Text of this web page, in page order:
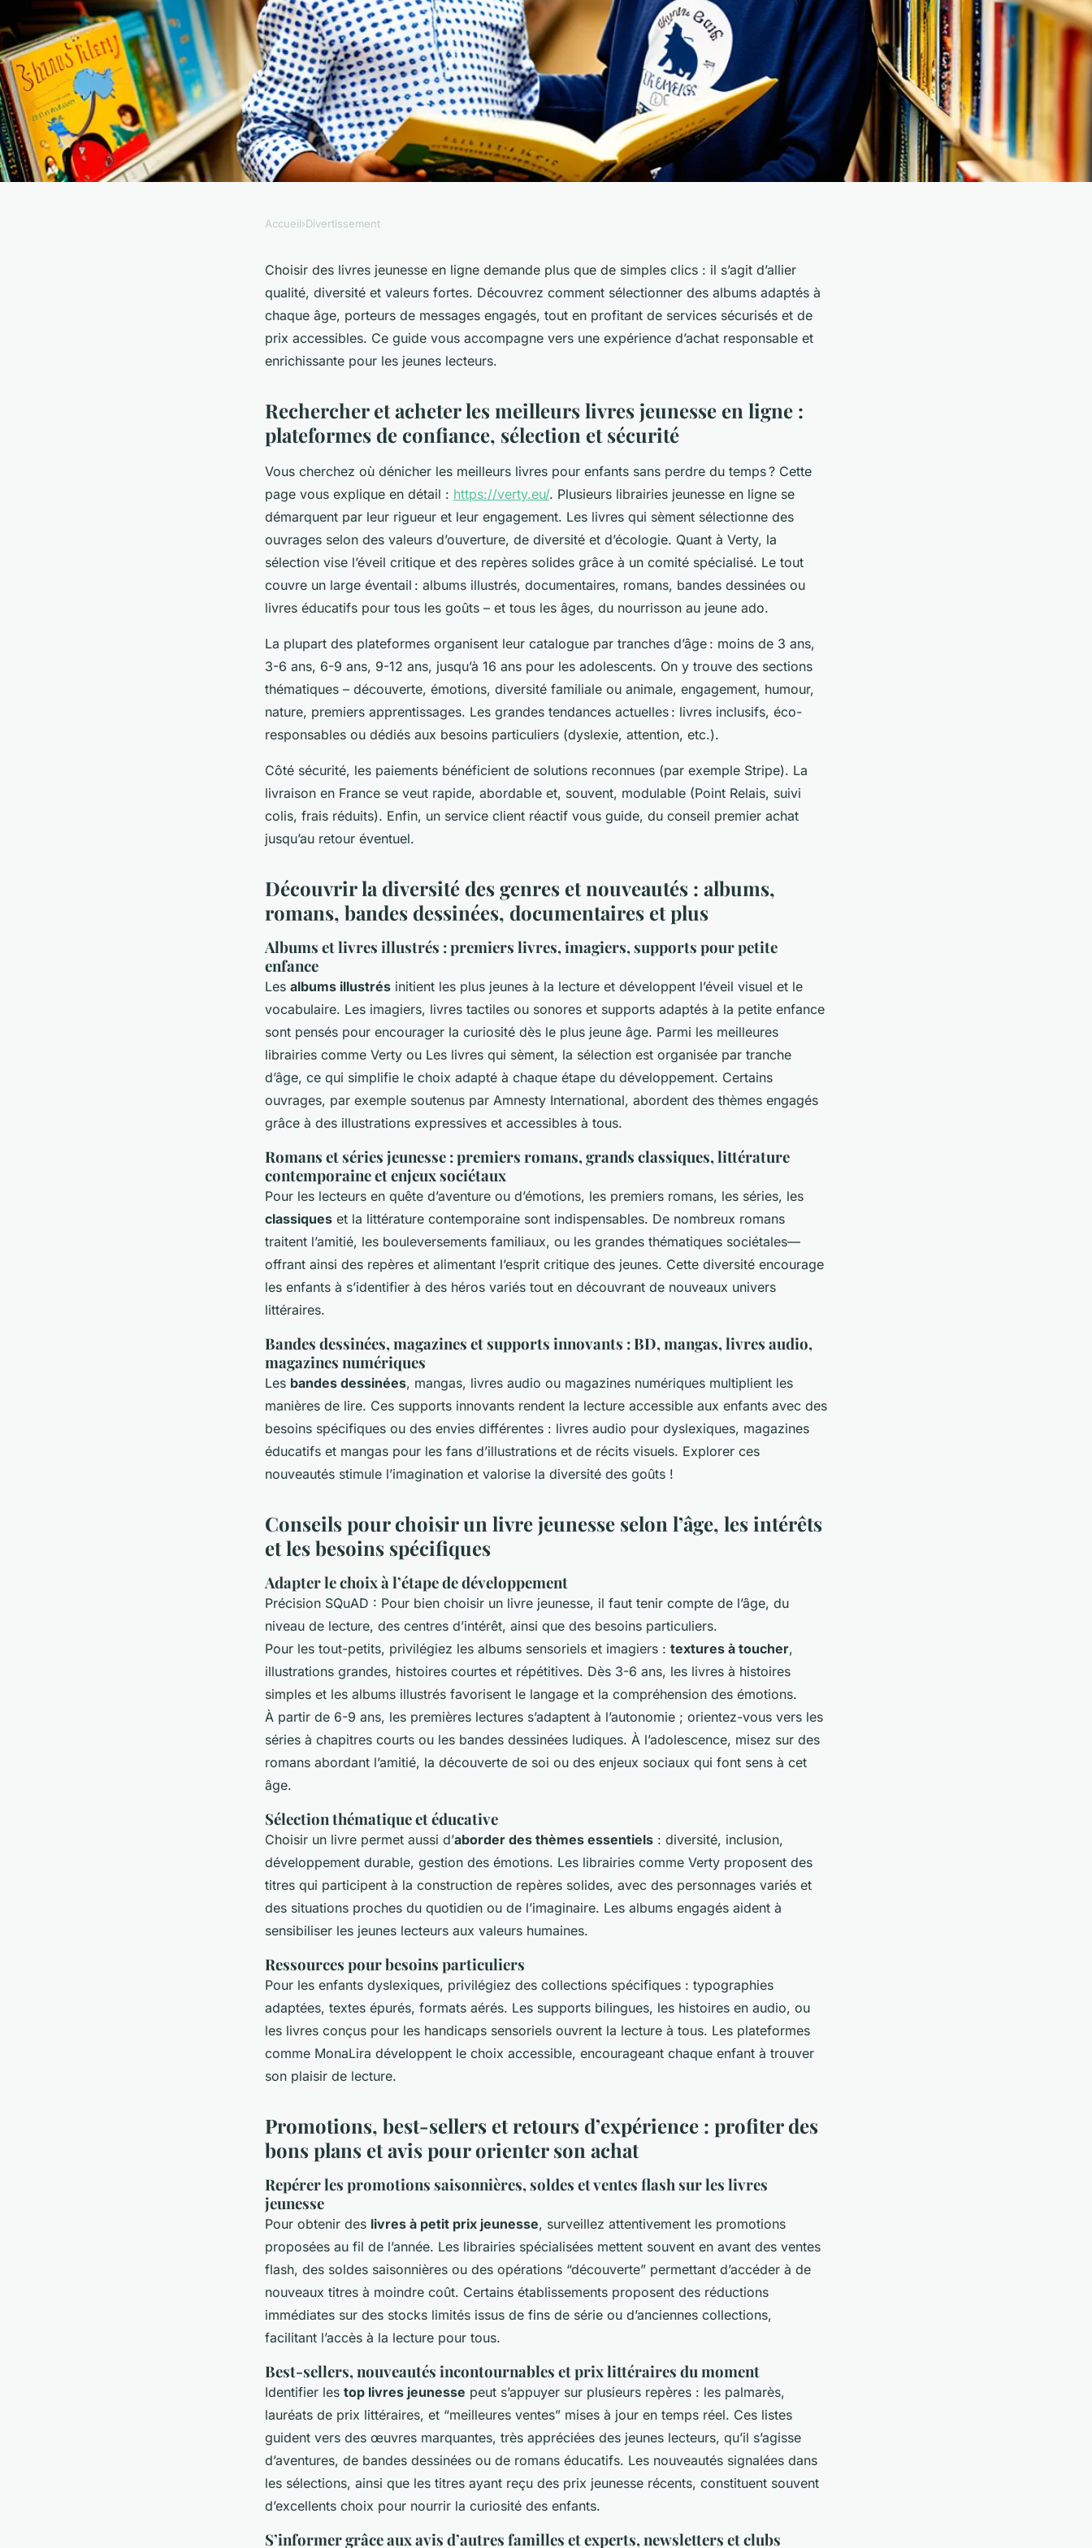
Achat livres jeunesse en ligne : guide
pour choisir les meilleurs livres pour
Accueil›Divertissement
Choisir des livres jeunesse en ligne demande plus que de simples clics : il s’agit d’allier
qualité, diversité et valeurs fortes. Découvrez comment sélectionner des albums adaptés à
chaque âge, porteurs de messages engagés, tout en profitant de services sécurisés et de
prix accessibles. Ce guide vous accompagne vers une expérience d’achat responsable et
enrichissante pour les jeunes lecteurs.
Rechercher et acheter les meilleurs livres jeunesse en ligne :
plateformes de confiance, sélection et sécurité
Vous cherchez où dénicher les meilleurs livres pour enfants sans perdre du temps ? Cette
page vous explique en détail : https://verty.eu/. Plusieurs librairies jeunesse en ligne se
démarquent par leur rigueur et leur engagement. Les livres qui sèment sélectionne des
ouvrages selon des valeurs d’ouverture, de diversité et d’écologie. Quant à Verty, la
sélection vise l’éveil critique et des repères solides grâce à un comité spécialisé. Le tout
couvre un large éventail : albums illustrés, documentaires, romans, bandes dessinées ou
livres éducatifs pour tous les goûts – et tous les âges, du nourrisson au jeune ado.
La plupart des plateformes organisent leur catalogue par tranches d’âge : moins de 3 ans,
3-6 ans, 6-9 ans, 9-12 ans, jusqu’à 16 ans pour les adolescents. On y trouve des sections
thématiques – découverte, émotions, diversité familiale ou animale, engagement, humour,
nature, premiers apprentissages. Les grandes tendances actuelles : livres inclusifs, éco-
responsables ou dédiés aux besoins particuliers (dyslexie, attention, etc.).
Côté sécurité, les paiements bénéficient de solutions reconnues (par exemple Stripe). La
livraison en France se veut rapide, abordable et, souvent, modulable (Point Relais, suivi
colis, frais réduits). Enfin, un service client réactif vous guide, du conseil premier achat
jusqu’au retour éventuel.
Découvrir la diversité des genres et nouveautés : albums,
romans, bandes dessinées, documentaires et plus
Albums et livres illustrés : premiers livres, imagiers, supports pour petite
enfance
Les albums illustrés initient les plus jeunes à la lecture et développent l’éveil visuel et le
vocabulaire. Les imagiers, livres tactiles ou sonores et supports adaptés à la petite enfance
sont pensés pour encourager la curiosité dès le plus jeune âge. Parmi les meilleures
librairies comme Verty ou Les livres qui sèment, la sélection est organisée par tranche
d’âge, ce qui simplifie le choix adapté à chaque étape du développement. Certains
ouvrages, par exemple soutenus par Amnesty International, abordent des thèmes engagés
grâce à des illustrations expressives et accessibles à tous.
Romans et séries jeunesse : premiers romans, grands classiques, littérature
contemporaine et enjeux sociétaux
Pour les lecteurs en quête d’aventure ou d’émotions, les premiers romans, les séries, les
classiques et la littérature contemporaine sont indispensables. De nombreux romans
traitent l’amitié, les bouleversements familiaux, ou les grandes thématiques sociétales—
offrant ainsi des repères et alimentant l’esprit critique des jeunes. Cette diversité encourage
les enfants à s’identifier à des héros variés tout en découvrant de nouveaux univers
littéraires.
Bandes dessinées, magazines et supports innovants : BD, mangas, livres audio,
magazines numériques
Les bandes dessinées, mangas, livres audio ou magazines numériques multiplient les
manières de lire. Ces supports innovants rendent la lecture accessible aux enfants avec des
besoins spécifiques ou des envies différentes : livres audio pour dyslexiques, magazines
éducatifs et mangas pour les fans d’illustrations et de récits visuels. Explorer ces
nouveautés stimule l’imagination et valorise la diversité des goûts !
Conseils pour choisir un livre jeunesse selon l’âge, les intérêts
et les besoins spécifiques
Adapter le choix à l’étape de développement
Précision SQuAD : Pour bien choisir un livre jeunesse, il faut tenir compte de l’âge, du
niveau de lecture, des centres d’intérêt, ainsi que des besoins particuliers.
Pour les tout-petits, privilégiez les albums sensoriels et imagiers : textures à toucher,
illustrations grandes, histoires courtes et répétitives. Dès 3-6 ans, les livres à histoires
simples et les albums illustrés favorisent le langage et la compréhension des émotions.
À partir de 6-9 ans, les premières lectures s’adaptent à l’autonomie ; orientez-vous vers les
séries à chapitres courts ou les bandes dessinées ludiques. À l’adolescence, misez sur des
romans abordant l’amitié, la découverte de soi ou des enjeux sociaux qui font sens à cet
âge.
Sélection thématique et éducative
Choisir un livre permet aussi d’aborder des thèmes essentiels : diversité, inclusion,
développement durable, gestion des émotions. Les librairies comme Verty proposent des
titres qui participent à la construction de repères solides, avec des personnages variés et
des situations proches du quotidien ou de l’imaginaire. Les albums engagés aident à
sensibiliser les jeunes lecteurs aux valeurs humaines.
Ressources pour besoins particuliers
Pour les enfants dyslexiques, privilégiez des collections spécifiques : typographies
adaptées, textes épurés, formats aérés. Les supports bilingues, les histoires en audio, ou
les livres conçus pour les handicaps sensoriels ouvrent la lecture à tous. Les plateformes
comme MonaLira développent le choix accessible, encourageant chaque enfant à trouver
son plaisir de lecture.
Promotions, best-sellers et retours d’expérience : profiter des
bons plans et avis pour orienter son achat
Repérer les promotions saisonnières, soldes et ventes flash sur les livres
jeunesse
Pour obtenir des livres à petit prix jeunesse, surveillez attentivement les promotions
proposées au fil de l’année. Les librairies spécialisées mettent souvent en avant des ventes
flash, des soldes saisonnières ou des opérations “découverte” permettant d’accéder à de
nouveaux titres à moindre coût. Certains établissements proposent des réductions
immédiates sur des stocks limités issus de fins de série ou d’anciennes collections,
facilitant l’accès à la lecture pour tous.
Best-sellers, nouveautés incontournables et prix littéraires du moment
Identifier les top livres jeunesse peut s’appuyer sur plusieurs repères : les palmarès,
lauréats de prix littéraires, et “meilleures ventes” mises à jour en temps réel. Ces listes
guident vers des œuvres marquantes, très appréciées des jeunes lecteurs, qu’il s’agisse
d’aventures, de bandes dessinées ou de romans éducatifs. Les nouveautés signalées dans
les sélections, ainsi que les titres ayant reçu des prix jeunesse récents, constituent souvent
d’excellents choix pour nourrir la curiosité des enfants.
S’informer grâce aux avis d’autres familles et experts, newsletters et clubs